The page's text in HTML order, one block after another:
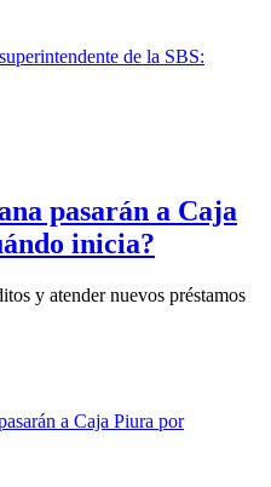
pasarán a Caja
inicia?
y atender nuevos préstamos